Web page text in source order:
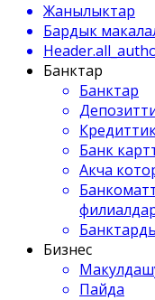
Жанылыктар
Бардык
Банктар
Банктар
Банк
Акча
Бизнес
Пайда